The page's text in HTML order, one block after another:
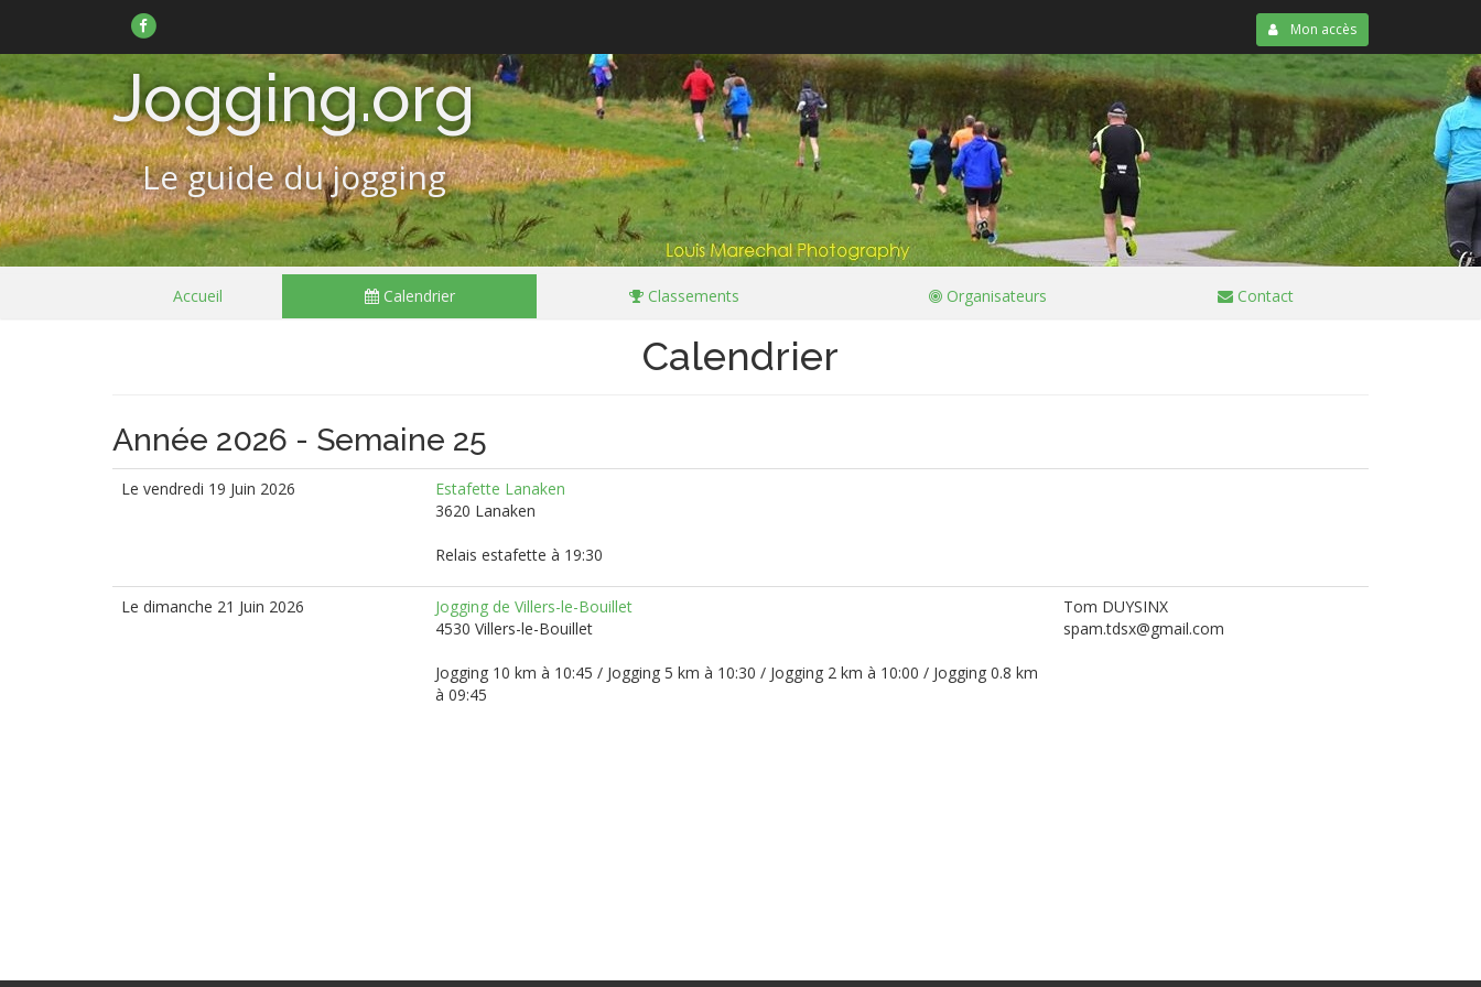
Facebook
Mon accès
Jogging.org
Le guide du jogging
Accueil Calendrier Classements Organisateurs Contact
Calendrier
Année 2026 - Semaine 25
Le vendredi 19 Juin 2026
Estafette Lanaken
3620 Lanaken
Relais estafette à 19:30
Le dimanche 21 Juin 2026
Jogging de Villers-le-Bouillet
4530 Villers-le-Bouillet
Jogging 10 km à 10:45 / Jogging 5 km à 10:30 / Jogging 2 km à 10:00 / Jogging 0.8 km
à 09:45
Tom DUYSINX
spam.tdsx@gmail.com